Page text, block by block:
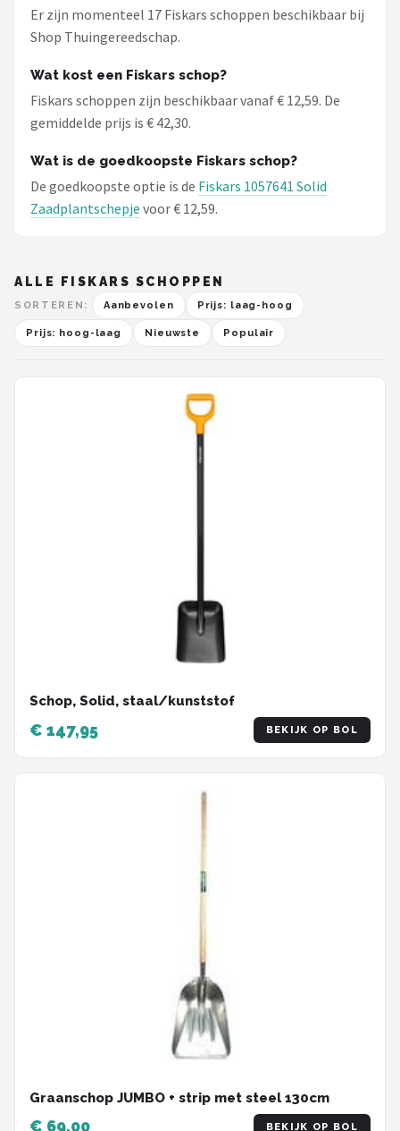
Er zijn momenteel 17 Fiskars schoppen beschikbaar bij
Shop Thuingereedschap.
Wat kost een Fiskars schop?
Fiskars schoppen zijn beschikbaar vanaf € 12,59. De
gemiddelde prijs is € 42,30.
Wat is de goedkoopste Fiskars schop?
De goedkoopste optie is de Fiskars 1057641 Solid
Zaadplantschepje voor € 12,59.
ALLE FISKARS SCHOPPEN
SORTEREN: Aanbevolen Prijs: laag-hoog
Prijs: hoog-laag Nieuwste Populair
Schop, Solid, staal/kunststof
€ 147,95 BEKIJK OP BOL
Graanschop JUMBO + strip met steel 130cm
€ 69,00 BEKIJK OP BOL